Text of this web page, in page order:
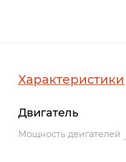
Характеристики
Двигатель
Мощность двигателей